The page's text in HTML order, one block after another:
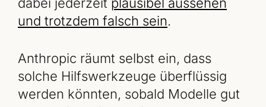
dabei jederzeit plausibel aussehen
und trotzdem falsch sein.
Anthropic räumt selbst ein, dass
solche Hilfswerkzeuge überflüssig
werden könnten, sobald Modelle gut